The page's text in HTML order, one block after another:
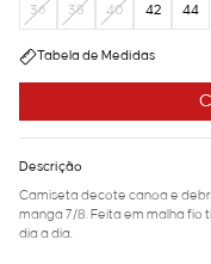
36 38 40 42 44
Tabela de Medidas
Descrição
Camiseta decote canoa e
manga 7/8. Feita em malha fio
dia a dia.